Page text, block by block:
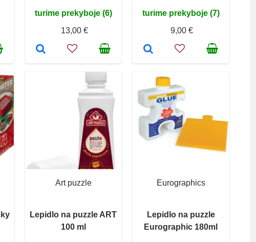
turime prekyboje (6)
13,00 €
turime prekyboje (7)
9,00 €
Art puzzle
Lepidlo na puzzle ART
100 ml
Eurographics
Lepidlo na puzzle
Eurographic 180ml